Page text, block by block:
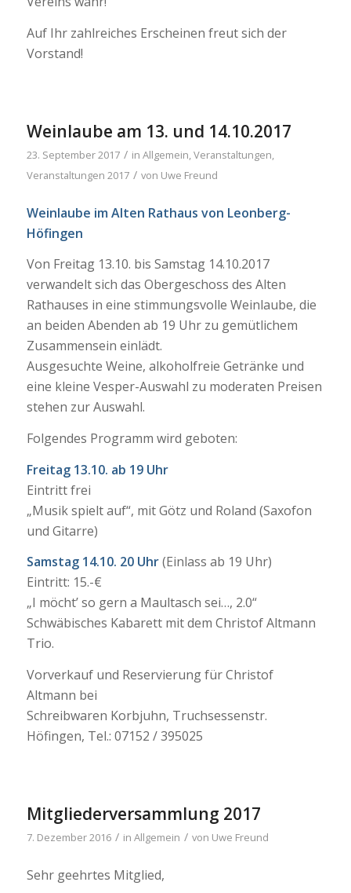
Auf Ihr zahlreiches Erscheinen freut sich der
Vorstand!
Weinlaube am 13. und 14.10.2017
23. September 2017 / in Allgemein,Veranstaltungen,
Veranstaltungen 2017 / von Uwe Freund
Weinlaube im Alten Rathaus von Leonberg-
Höfingen
Von Freitag 13.10. bis Samstag 14.10.2017
verwandelt sich das Obergeschoss des Alten
Rathauses in eine stimmungsvolle Weinlaube, die
an beiden Abenden ab 19 Uhr zu gemütlichem
Zusammensein einlädt.
Ausgesuchte Weine, alkoholfreie Getränke und
eine kleine Vesper-Auswahl zu moderaten Preisen
stehen zur Auswahl.
Folgendes Programm wird geboten:
Freitag 13.10. ab 19 Uhr
Eintritt frei
„Musik spielt auf“, mit Götz und Roland (Saxofon
und Gitarre)
Samstag 14.10. 20 Uhr(Einlass ab 19 Uhr)
Eintritt: 15.-€
„I möcht’ so gern a Maultasch sei…, 2.0“
Schwäbisches Kabarett mit dem Christof Altmann
Trio.
Vorverkauf und Reservierung für Christof
Altmann bei
Schreibwaren Korbjuhn, Truchsessenstr.
Höfingen, Tel.: 07152 / 395025
Mitgliederversammlung 2017
7. Dezember 2016 / in Allgemein / von Uwe Freund
Sehr geehrtes Mitglied,